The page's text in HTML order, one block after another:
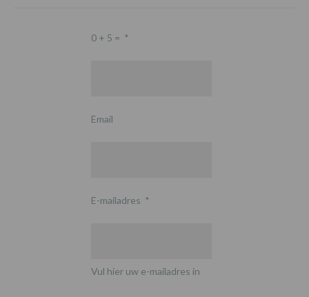
0 + 5 = *
Email
E-mailadres *
Vul hier uw e-mailadres in